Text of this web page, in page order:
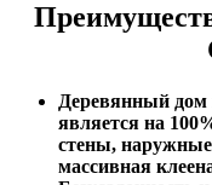
Деревянный дом
является на
стены,
массивная